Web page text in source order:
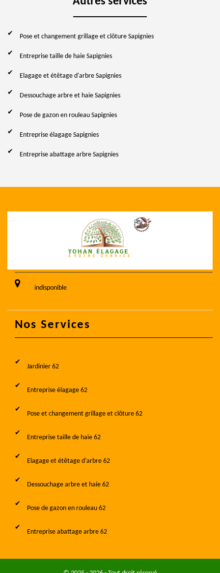
Pose et changement grillage et clôture Sapignies
Entreprise taille de haie Sapignies
Elagage et étêtage d'arbre Sapignies
Dessouchage arbre et haie Sapignies
Pose de gazon en rouleau Sapignies
Entreprise élagage Sapignies
Entreprise abattage arbre Sapignies
indisponible
Nos Services
Jardinier 62
Entreprise élagage 62
Pose et changement grillage et clôture 62
Entreprise taille de haie 62
Elagage et étêtage d'arbre 62
Dessouchage arbre et haie 62
Pose de gazon en rouleau 62
Entreprise abattage arbre 62